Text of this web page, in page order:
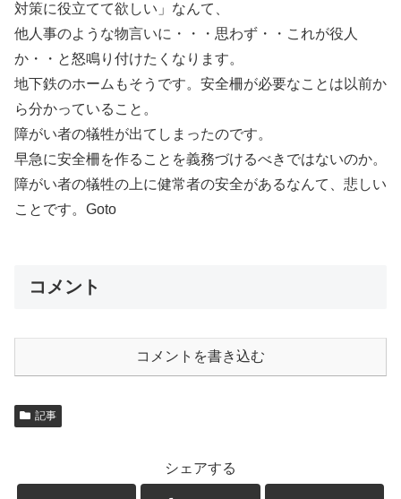
対策に役立てて欲しい」なんて、
他人事のような物言いに・・・思わず・・これが役人
か・・と怒鳴り付けたくなります。
地下鉄のホームもそうです。安全柵が必要なことは以前か
ら分かっていること。
障がい者の犠牲が出てしまったのです。
早急に安全柵を作ることを義務づけるべきではないのか。
障がい者の犠牲の上に健常者の安全があるなんて、悲しい
ことです。Goto
コメント
コメントを書き込む
記事
シェアする